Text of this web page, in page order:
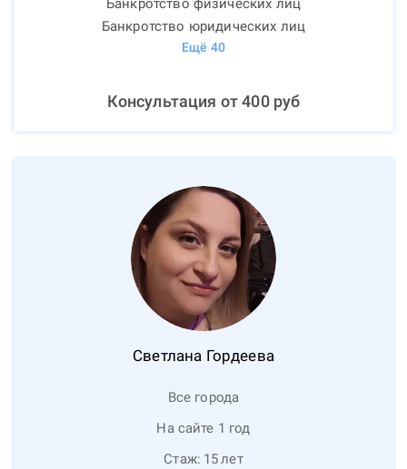
Банкротство физических лиц
Банкротство юридических лиц
Ещё 40
Консультация от400руб
Светлана Гордеева
Все города
На сайте 1 год
Стаж: 15лет